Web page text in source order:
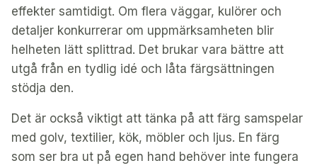
effekter samtidigt. Om flera väggar, kulörer och
detaljer konkurrerar om uppmärksamheten blir
helheten lätt splittrad. Det brukar vara bättre att
utgå från en tydlig idé och låta färgsättningen
stödja den.
Det är också viktigt att tänka på att färg samspelar
med golv, textilier, kök, möbler och ljus. En färg
som ser bra ut på egen hand behöver inte fungera